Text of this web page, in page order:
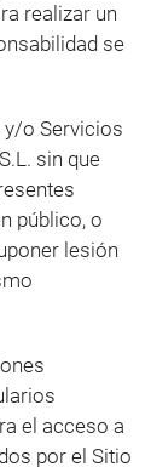
realizar un
se
sin que
público, o
lesión
el acceso a
por el Sitio